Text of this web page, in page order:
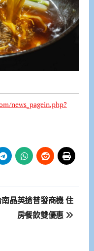
news_pagein.php?
南晶英搶普發商機 住
房餐飲雙優惠